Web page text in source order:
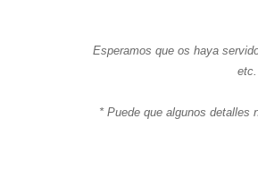
Esperamos que os haya
* Puede que algunos detalles